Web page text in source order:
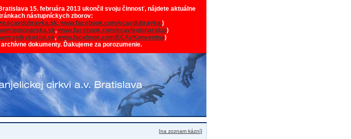
15. februára 2013 ukončil svoju činnosť, nájdete aktuálne
nástupníckych zborov:
www.facebook.com/ecavdubravka/)
, www.facebook.com/ecavlegionarska/)
, www.facebook.com/ECAVKonventna)
dokumenty. Ďakujeme za porozumenie.
[na zoznam kázní]